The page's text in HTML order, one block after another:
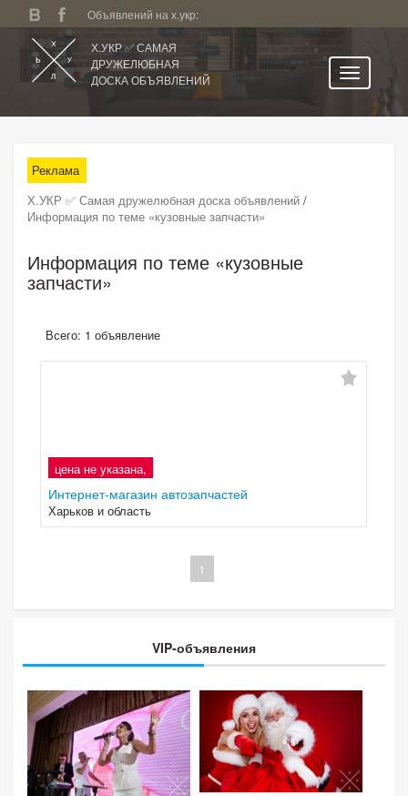
Объявлений на х.укр:
Х.УКР ✅ САМАЯ
ДРУЖЕЛЮБНАЯ
ДОСКА ОБЪЯВЛЕНИЙ
Все регионы
Категории
Избранное
Поиск по сайту
Реклама
Х.УКР ✅ Самая дружелюбная доска объявлений /
Информация по теме «кузовные запчасти»
Информация по теме «кузовные
запчасти»
Всего: 1 объявление
цена не указана,
Интернет-магазин автозапчастей
Харьков и область
1
VIP-объявления